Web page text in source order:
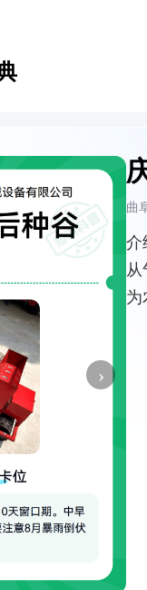
›
曲
介
从
为